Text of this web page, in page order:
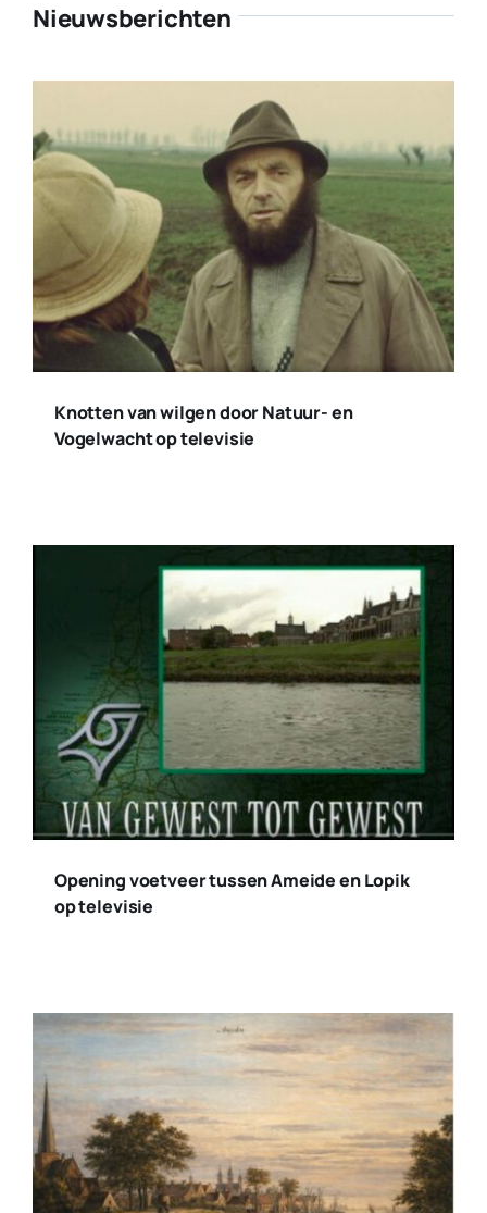
Nieuwsberichten
Knotten van wilgen door Natuur- en
Vogelwacht op televisie
Opening voetveer tussen Ameide en Lopik
op televisie